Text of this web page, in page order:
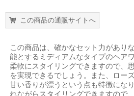
この商品の通販サイトへ
この商品は、確かなセット力があり
能とするミディアムなタイプのヘア
柔軟にスタイリングできますので、
を実現できるでしょう。また、ロー
甘い香りが漂うという点も特徴にな
れながらスタイリングできますので